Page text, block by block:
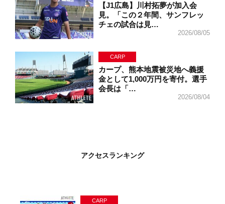
【J1広島】川村拓夢が加入会
見。「この２年間、サンフレッ
チェの試合は見…
2026/08/05
CARP
カープ、熊本地震被災地へ義援
金として1,000万円を寄付。選手
会長は「…
2026/08/04
アクセスランキング
CARP